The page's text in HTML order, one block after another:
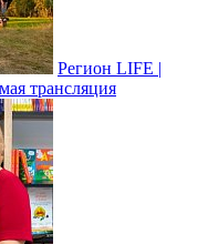
Регион LIFE |
трансляция